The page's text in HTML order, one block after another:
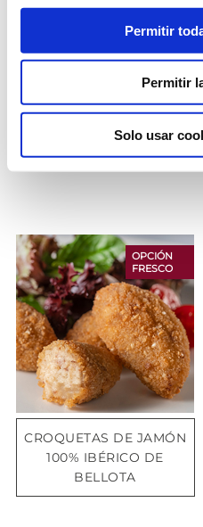
Permitir
Permitir
Solo usar
CROQUETAS DE JAMÓN
100% IBÉRICO DE
BELLOTA
OPCIÓN
FRESCO